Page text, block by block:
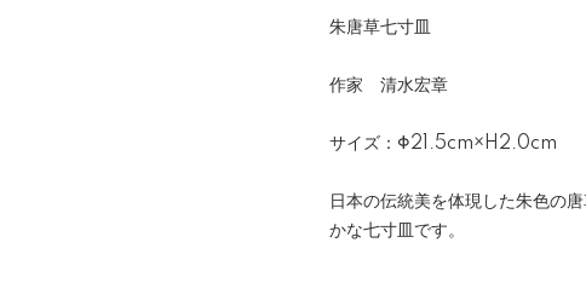
朱唐草七寸皿
作家 清水宏章
サイズ：Φ21.5cm×H2.0cm
日本の伝統美を体現した朱色の
かな七寸皿です。